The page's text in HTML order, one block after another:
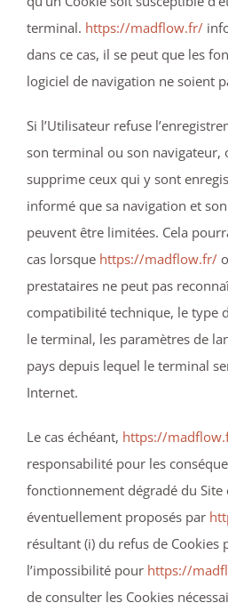
terminal. https://madflow.fr/
dans ce cas, il se peut que les
logiciel de navigation ne soient
Si l’Utilisateur refuse
son terminal ou son navigateur,
supprime ceux qui y sont
informé que sa navigation et
peuvent être limitées. Cela
cas lorsque https://madflow.fr/
prestataires ne peut pas
compatibilité technique, le type
le terminal, les paramètres de
pays depuis lequel le terminal
Internet.
Le cas échéant, https://
responsabilité pour les
fonctionnement dégradé du Site
éventuellement proposés par
résultant (i) du refus de Cookies
l’impossibilité pour https://
de consulter les Cookies